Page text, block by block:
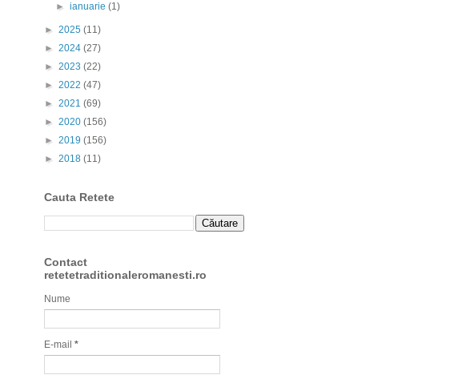
►ianuarie(1)
► 2025 (11)
► 2024 (27)
► 2023 (22)
► 2022 (47)
► 2021 (69)
► 2020 (156)
► 2019 (156)
► 2018 (11)
Cauta Retete
Contact
retetetraditionaleromanesti.ro
Nume
E-mail *